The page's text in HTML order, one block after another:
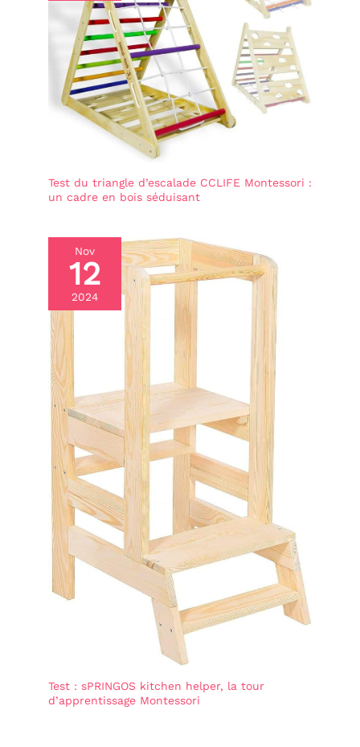
Test du triangle d’escalade CCLIFE Montessori :
un cadre en bois séduisant
Nov
12
2024
Test : sPRINGOS kitchen helper, la tour
d’apprentissage Montessori